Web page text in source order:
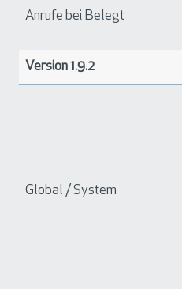
Anrufe bei Belegt
Version 1.9.2
Global / System